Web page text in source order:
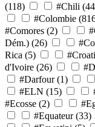
(118)
#Chili
#Colombie
#Comores (2)
Dém.) (26)
Rica (5)
d'Ivoire (26)
#Darfour (1)
#ELN (15)
#Ecosse (2)
#Equateur (33)